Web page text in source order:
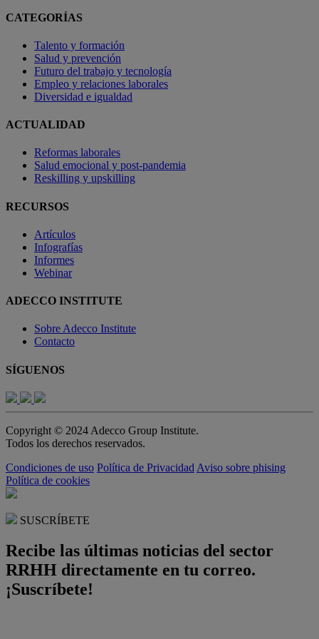
CATEGORÍAS
Talento y formación
Salud y prevención
Futuro del trabajo y tecnología
Empleo y relaciones laborales
Diversidad e igualdad
ACTUALIDAD
Reformas laborales
Salud emocional y post-pandemia
Reskilling y upskilling
RECURSOS
Artículos
Infografías
Informes
Webinar
ADECCO INSTITUTE
Sobre Adecco Institute
Contacto
SÍGUENOS
Copyright © 2024 Adecco Group Institute.
Todos los derechos reservados.
Condiciones de uso Política de Privacidad Aviso sobre phising
Política de cookies
SUSCRÍBETE
Recibe las últimas noticias del sector
RRHH directamente en tu correo.
¡Suscríbete!